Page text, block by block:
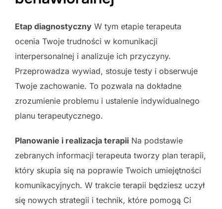
Etap diagnostyczny W tym etapie terapeuta
ocenia Twoje trudności w komunikacji
interpersonalnej i analizuje ich przyczyny.
Przeprowadza wywiad, stosuje testy i obserwuje
Twoje zachowanie. To pozwala na dokładne
zrozumienie problemu i ustalenie indywidualnego
planu terapeutycznego.
Planowanie i realizacja terapii Na podstawie
zebranych informacji terapeuta tworzy plan terapii,
który skupia się na poprawie Twoich umiejętności
komunikacyjnych. W trakcie terapii będziesz uczył
się nowych strategii i technik, które pomogą Ci